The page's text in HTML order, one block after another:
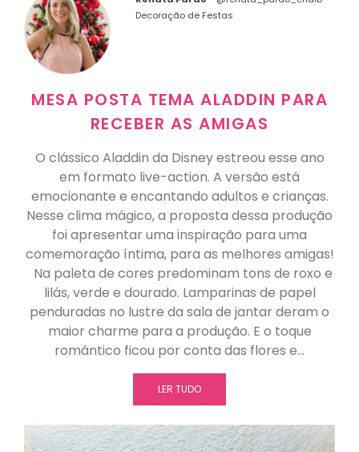
Decoração de Festas
MESA POSTA TEMA ALADDIN PARA
RECEBER AS AMIGAS
O clássico Aladdin da Disney estreou esse ano
em formato live-action. A versão está
emocionante e encantando adultos e crianças.
Nesse clima mágico, a proposta dessa produção
foi apresentar uma inspiração para uma
comemoração íntima, para as melhores amigas!
Na paleta de cores predominam tons de roxo e
lilás, verde e dourado. Lamparinas de papel
penduradas no lustre da sala de jantar deram o
maior charme para a produção. E o toque
romântico ficou por conta das flores e…
LER TUDO